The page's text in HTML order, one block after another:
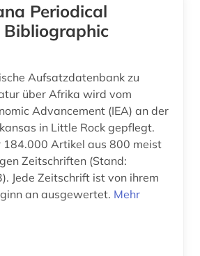
(25)
etudes africaines (2)
Periodical
Aufsatzdatenbank zu
über Afrika wird vom
Advancement (IEA) an der
in Little Rock gepflegt.
184.000 Artikel aus 800 meist
Zeitschriften (Stand:
Jede Zeitschrift ist von ihrem
an ausgewertet. Mehr